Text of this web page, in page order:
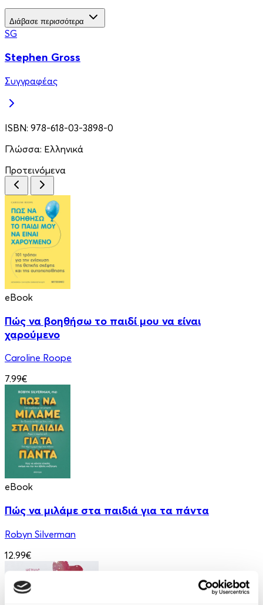
Διάβασε περισσότερα
SG
Stephen Gross
Συγγραφέας
ISBN: 978-618-03-3898-0
Γλώσσα: Ελληνικά
Προτεινόμενα
eBook
Πώς να βοηθήσω το παιδί μου να είναι
χαρούμενο
Caroline Roope
7.99€
eBook
Πώς να μιλάμε στα παιδιά για τα πάντα
Robyn Silverman
12.99€